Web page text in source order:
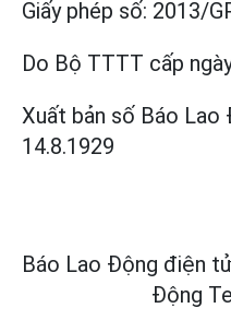
Giấy phép số: 2013/
Do Bộ TTTT cấp
Xuất bản số Báo Lao
14.8.1929
Báo Lao Động điện
Động